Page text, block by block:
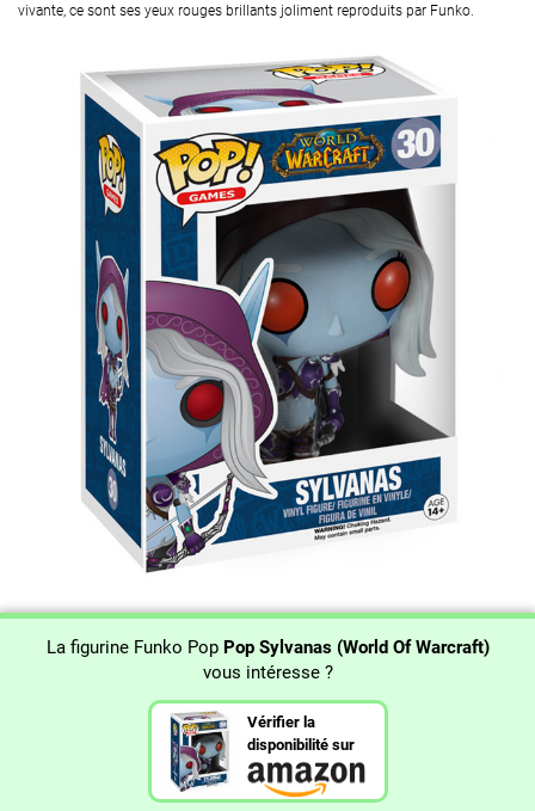
vivante, ce sont ses yeux rouges brillants joliment reproduits par Funko.
La figurine Funko Pop Pop Sylvanas (World Of Warcraft)
vous intéresse ?
Vérifier la
disponibilité sur